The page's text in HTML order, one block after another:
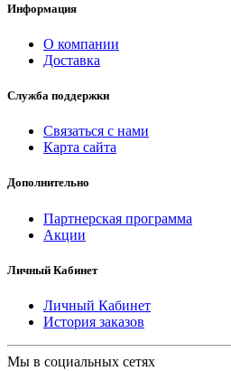
Информация
О компании
Доставка
Служба поддержки
Связаться с нами
Карта сайта
Дополнительно
Партнерская программа
Акции
Личный Кабинет
Личный Кабинет
История заказов
Мы в социальных сетях